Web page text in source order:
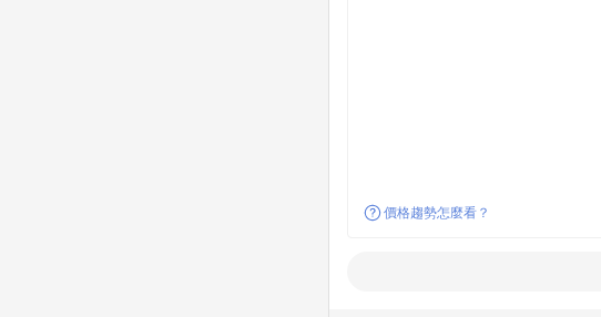
價格趨勢怎麼看？